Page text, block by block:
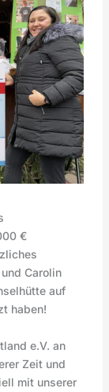
€
Carolin
auf
haben!
e.V. an
Zeit und
mit unserer